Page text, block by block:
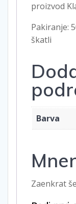
proizvod
Pakiranje:
škatli
Barva
Zaenkrat